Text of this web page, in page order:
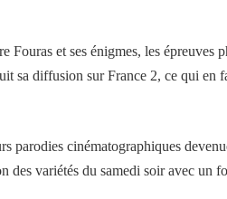
et ses énigmes, les épreuves
sa diffusion sur France 2, ce qui en
parodies cinématographiques
variétés du samedi soir avec un